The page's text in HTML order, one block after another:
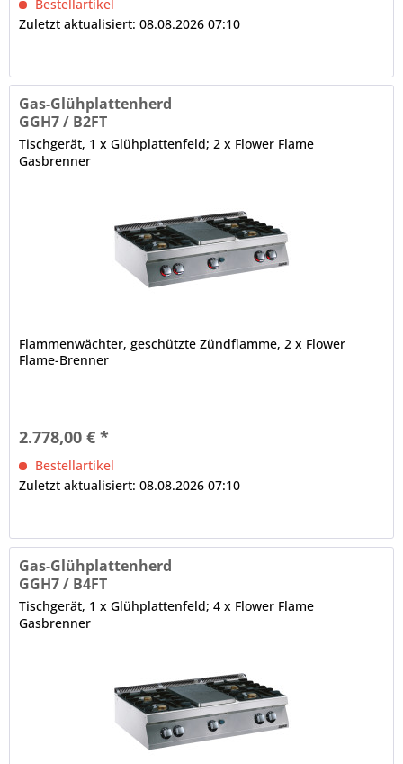
Bestellartikel
Zuletzt aktualisiert: 08.08.2026 07:10
Gas-Glühplattenherd
GGH7 / B2FT
Tischgerät, 1 x Glühplattenfeld; 2 x Flower Flame
Gasbrenner
Flammenwächter, geschützte Zündflamme, 2 x Flower
Flame-Brenner
2.778,00 € *
Bestellartikel
Zuletzt aktualisiert: 08.08.2026 07:10
Gas-Glühplattenherd
GGH7 / B4FT
Tischgerät, 1 x Glühplattenfeld; 4 x Flower Flame
Gasbrenner